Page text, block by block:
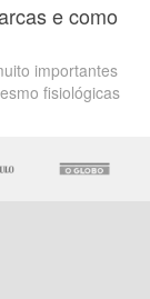
e como
importantes
fisiológicas